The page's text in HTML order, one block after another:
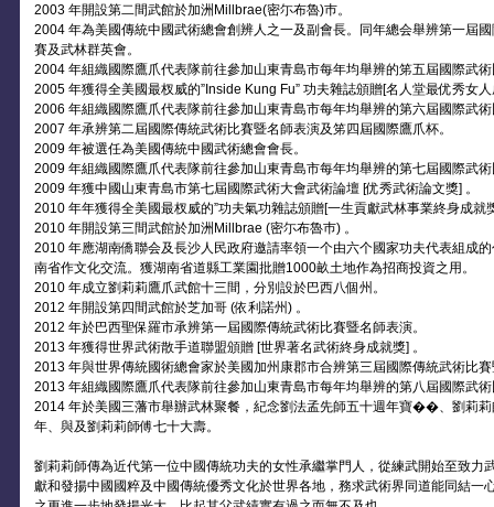
2003 年開設第二間武館於加洲Millbrae(密尓布魯)巿。
2004 年為美國傳統中國武術總會創辨人之一及副會長。同年總会舉辨第一屆
賽及武林群英會。
2004 年組織國際鷹爪代表隊前往參加山東青島市每年均舉辨的笫五屆國際武
2005 年獲得全美國最杈威的”Inside Kung Fu” 功夫雜誌頒贈[名人堂最优秀女
2006 年組織國際鷹爪代表隊前往參加山東青島市每年均舉辨的第六屆國際武
2007 年承辨第二屆國際傳統武術比賽暨名師表演及笫四屆國際鷹爪杯。
2009 年被選任為美國傳統中國武術總會會長。
2009 年組織國際鷹爪代表隊前往參加山東青島市每年均舉辨的第七屆國際武
2009 年獲中國山東青島市第七屆國際武術大會武術論壇 [优秀武術論文獎] 。
2010 年年獲得全美國最杈威的”功夫氣功雜誌頒贈[一生貢獻武林事業終身成就
2010 年開設第三間武館於加洲Millbrae (密尓布魯巿) 。
2010 年應湖南僑聯会及長沙人民政府邀請率領一个由六个國家功夫代表組成
南省作文化交流。獲湖南省道縣工業園批贈1000畝土地作為招商投資之用。
2010 年成立劉莉莉鷹爪武館十三間，分別設於巴西八個州。
2012 年開設第四間武館於芝加哥 (依利諾州) 。
2012 年於巴西聖保羅市承辨第一屆國際傳統武術比賽暨名師表演。
2013 年獲得世界武術散手道聯盟頒贈 [世界著名武術終身成就獎] 。
2013 年與世界傳統國術總會家於美國加州康郡市合辨第三屆國際傳統武術比
2013 年組織國際鷹爪代表隊前往參加山東青島市每年均舉辨的第八屆國際武
2014 年於美國三藩市舉辦武林聚餐，紀念劉法孟先師五十週年寶��、劉莉
年、與及劉莉莉師傅七十大壽。
劉莉莉師傳為近代第一位中國傳統功夫的女性承繼掌門人，從練武開始至致力
獻和發揚中國國粹及中國傳統優秀文化於世界各地，務求武術界同道能同結一